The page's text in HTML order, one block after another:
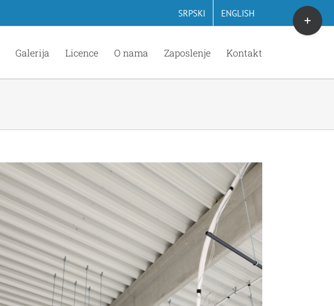
SRPSKI ENGLISH
Galerija Licence O nama Zaposlenje Kontakt
Toggle
Sliding